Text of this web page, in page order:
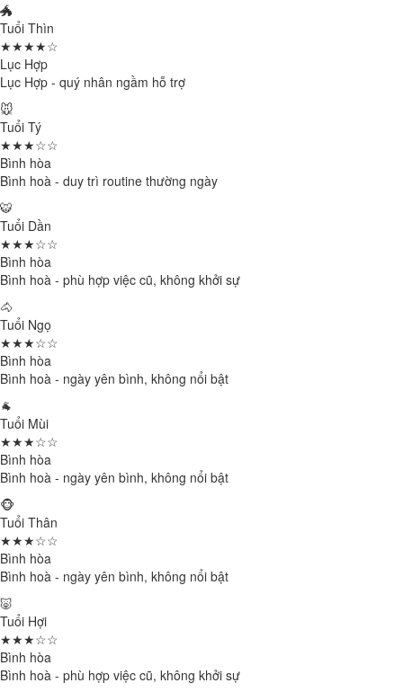
🐲
Tuổi Thìn
★★★★☆
Lục Hợp
Lục Hợp - quý nhân ngầm hỗ trợ
🐭
Tuổi Tý
★★★☆☆
Bình hòa
Bình hoà - duy trì routine thường ngày
🐯
Tuổi Dần
★★★☆☆
Bình hòa
Bình hoà - phù hợp việc cũ, không khởi sự
🐴
Tuổi Ngọ
★★★☆☆
Bình hòa
Bình hoà - ngày yên bình, không nổi bật
🐐
Tuổi Mùi
★★★☆☆
Bình hòa
Bình hoà - ngày yên bình, không nổi bật
🐵
Tuổi Thân
★★★☆☆
Bình hòa
Bình hoà - ngày yên bình, không nổi bật
🐷
Tuổi Hợi
★★★☆☆
Bình hòa
Bình hoà - phù hợp việc cũ, không khởi sự